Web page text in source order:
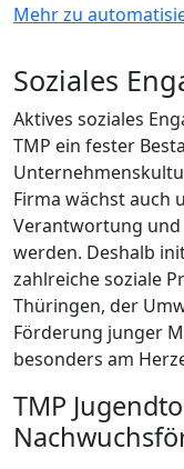
Mehr zu
Soziales
Aktives soziales
TMP ein fester
Firma wächst auch
Verantwortung
werden. Deshalb
zahlreiche soziale
Thüringen, der
Förderung junger
besonders am
TMP